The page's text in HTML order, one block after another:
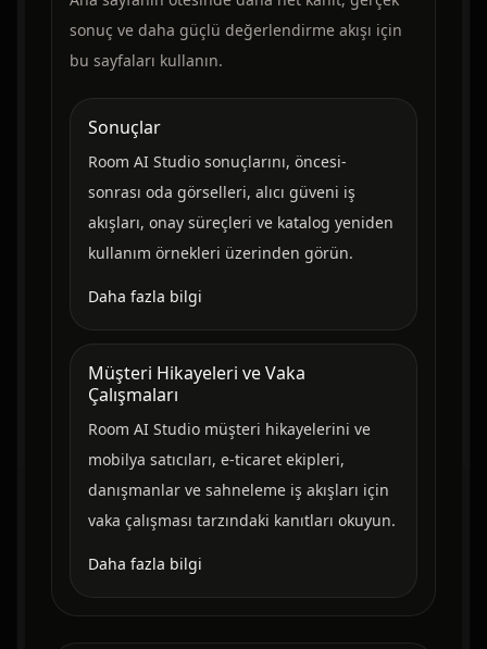
sonuç ve daha güçlü değerlendirme akışı için
bu sayfaları kullanın.
Sonuçlar
Room AI Studio sonuçlarını, öncesi-
sonrası oda görselleri, alıcı güveni iş
akışları, onay süreçleri ve katalog yeniden
kullanım örnekleri üzerinden görün.
Daha fazla bilgi
Müşteri Hikayeleri ve Vaka
Çalışmaları
Room AI Studio müşteri hikayelerini ve
mobilya satıcıları, e-ticaret ekipleri,
danışmanlar ve sahneleme iş akışları için
vaka çalışması tarzındaki kanıtları okuyun.
Daha fazla bilgi